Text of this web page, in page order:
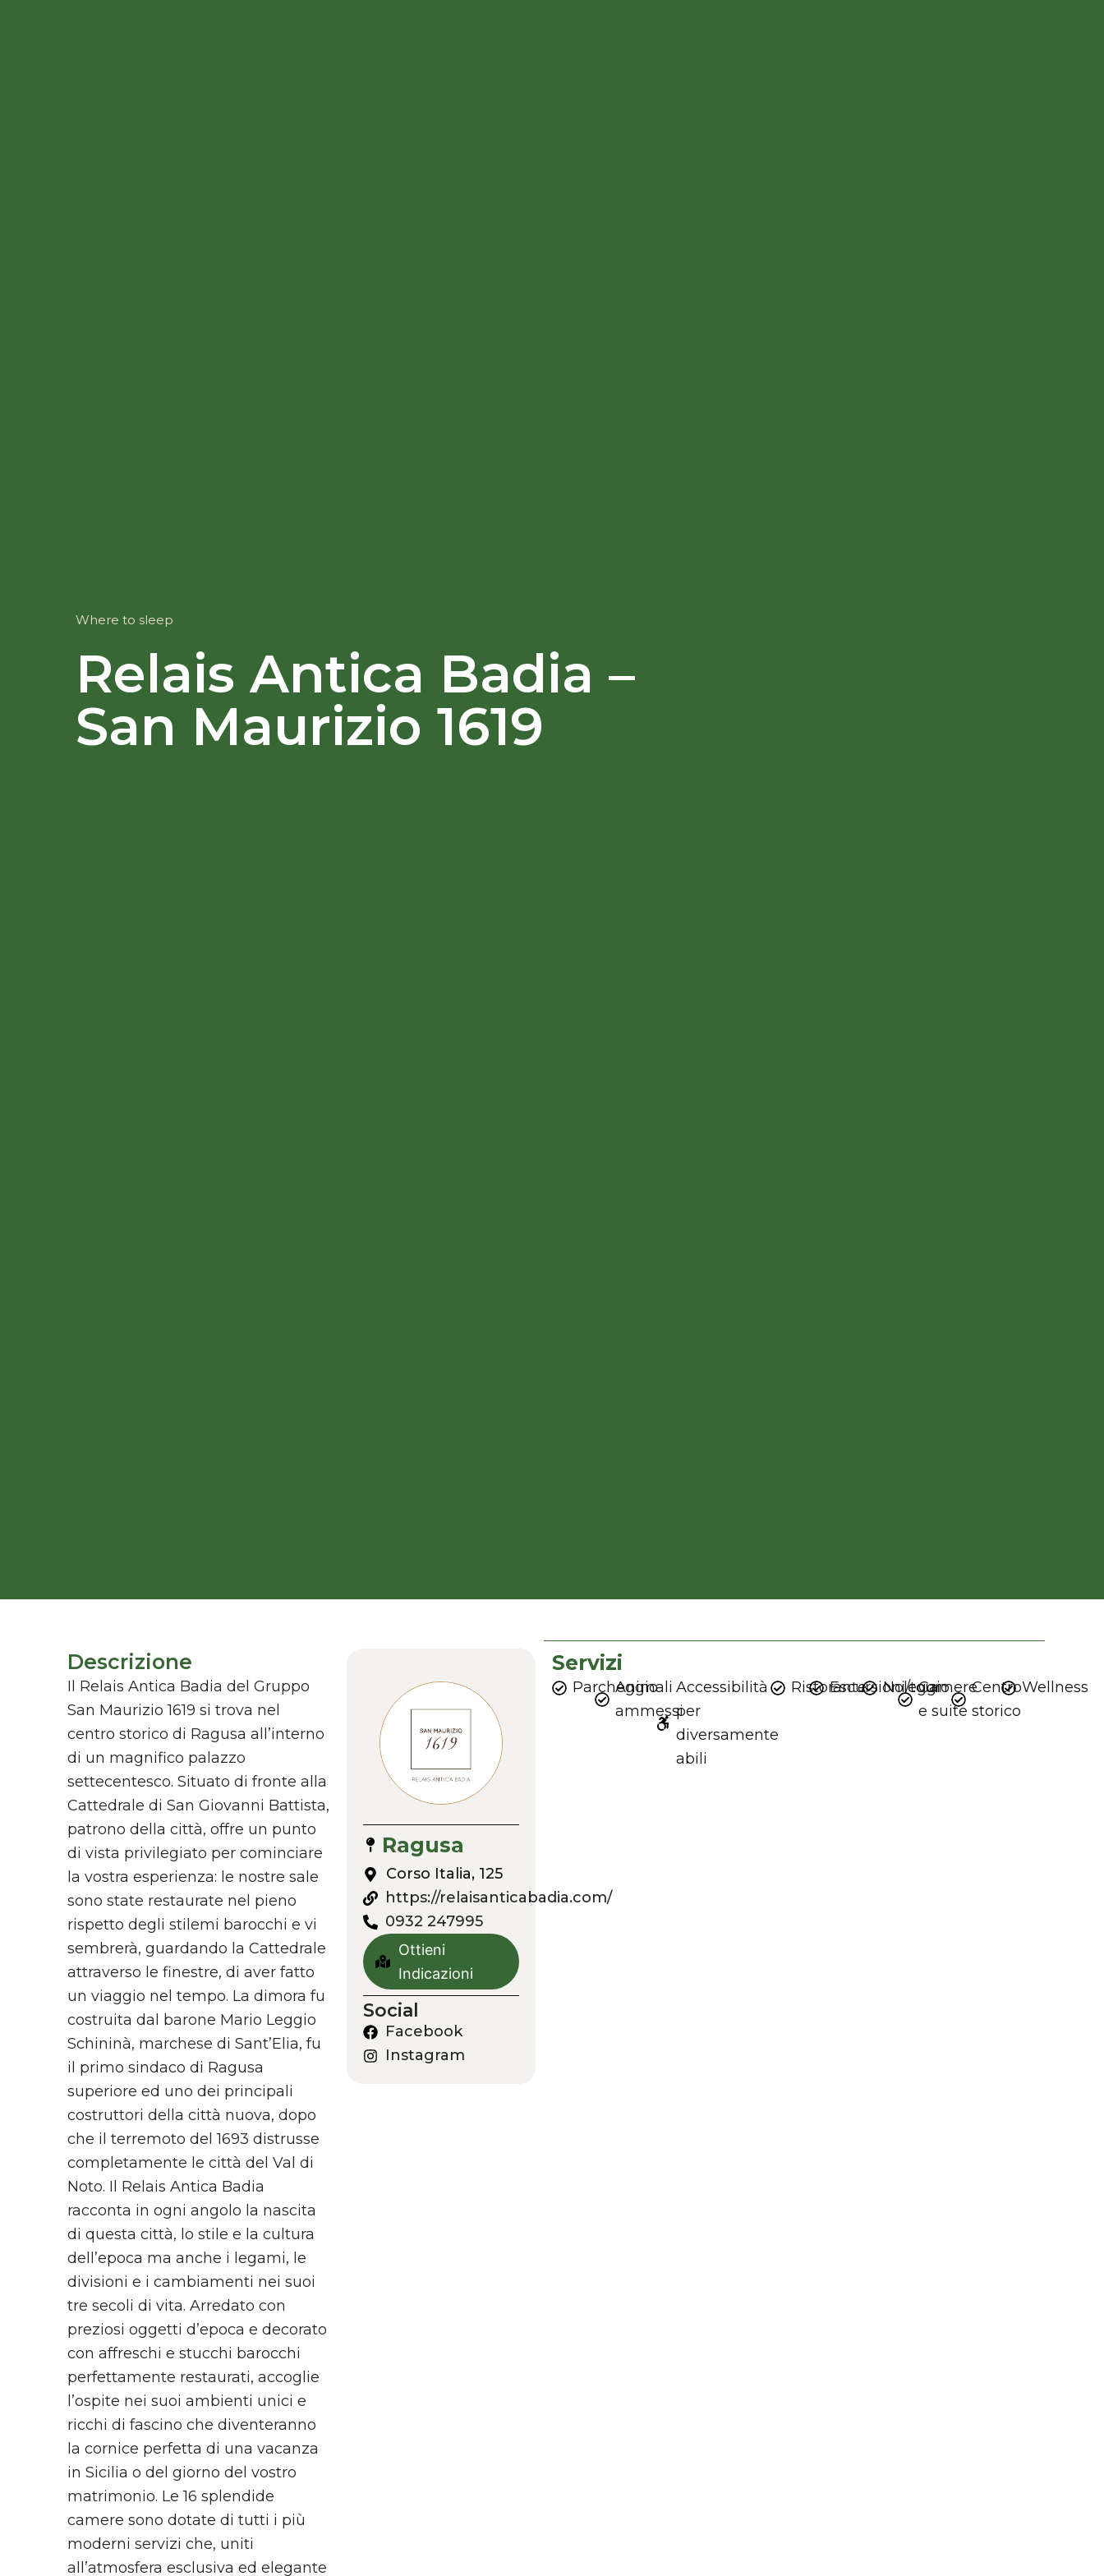
Relais Antica Badia –
San Maurizio 1619
Where to sleep
Descrizione
Il Relais Antica Badia del Gruppo
San Maurizio 1619 si trova nel
centro storico di Ragusa all’interno
di un magnifico palazzo
settecentesco. Situato di fronte alla
Cattedrale di San Giovanni Battista,
patrono della città, offre un punto
di vista privilegiato per cominciare
la vostra esperienza: le nostre sale
sono state restaurate nel pieno
rispetto degli stilemi barocchi e vi
sembrerà, guardando la Cattedrale
attraverso le finestre, di aver fatto
un viaggio nel tempo. La dimora fu
costruita dal barone Mario Leggio
Schininà, marchese di Sant’Elia, fu
il primo sindaco di Ragusa
superiore ed uno dei principali
costruttori della città nuova, dopo
che il terremoto del 1693 distrusse
completamente le città del Val di
Noto. Il Relais Antica Badia
racconta in ogni angolo la nascita
di questa città, lo stile e la cultura
dell’epoca ma anche i legami, le
divisioni e i cambiamenti nei suoi
tre secoli di vita. Arredato con
preziosi oggetti d’epoca e decorato
con affreschi e stucchi barocchi
perfettamente restaurati, accoglie
l’ospite nei suoi ambienti unici e
ricchi di fascino che diventeranno
la cornice perfetta di una vacanza
in Sicilia o del giorno del vostro
matrimonio. Le 16 splendide
camere sono dotate di tutti i più
moderni servizi che, uniti
all’atmosfera esclusiva ed elegante
Ragusa
Corso Italia, 125
https://relaisanticabadia.com/
0932 247995
Ottieni
Indicazioni
Social
Facebook
Instagram
Servizi
Parcheggio
Animali
ammessi
Accessibilità
per
diversamente
abili
RistoranteEscursioni/tour
Noleggio
Camere
e suite
Centro
storico
Wellness